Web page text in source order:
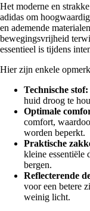
Het moderne en
adidas om
en ademende
bewegingsvrijheid
essentieel is tijdens
Hier zijn enkele
Technische stof:
huid droog te
Optimale
comfort,
worden beperkt.
Praktische
kleine essentiële
bergen.
Reflecterende
voor een betere
weinig licht.